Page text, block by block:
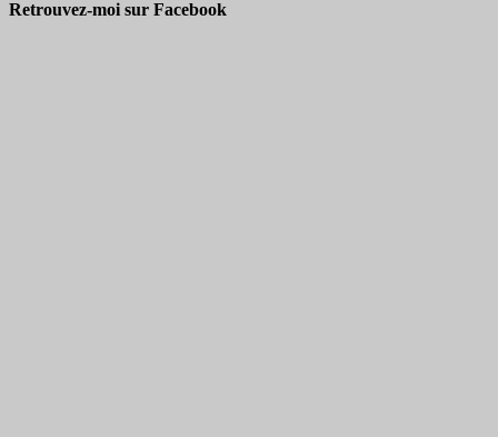
Retrouvez-moi sur Facebook